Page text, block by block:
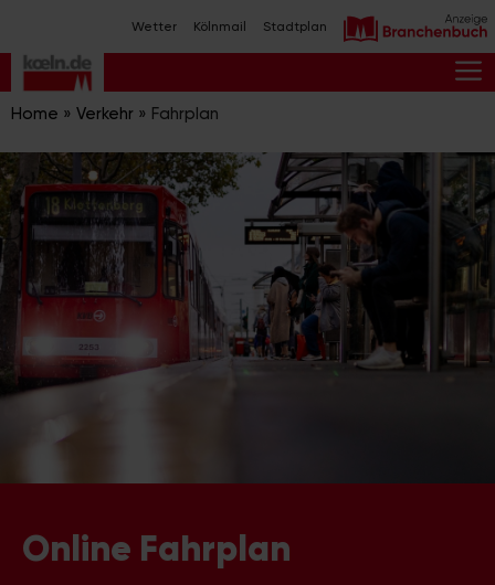
Inhalt
springen
Wetter Kölnmail Stadtplan
Home » Verkehr » Fahrplan
Online Fahrplan